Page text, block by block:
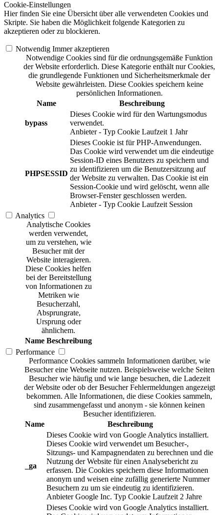
Cookie-Einstellungen
Hier finden Sie eine Übersicht über alle verwendeten Cookies und
Skripte. Sie haben die Möglichkeit folgende Kategorien zu
akzeptieren oder zu blockieren.
Notwendig Immer akzeptieren
Notwendige Cookies sind für die ordnungsgemäße Funktion
der Website erforderlich. Diese Kategorie enthält nur Cookies,
die grundlegende Funktionen und Sicherheitsmerkmale der
Website gewährleisten. Diese Cookies speichern keine
persönlichen Informationen.
Name
Beschreibung
bypass
Dieses Cookie wird für den Wartungsmodus
verwendet.
Anbieter - Typ Cookie Laufzeit 1 Jahr
PHPSESSID
Dieses Cookie ist für PHP-Anwendungen.
Das Cookie wird verwendet um die eindeutige
Session-ID eines Benutzers zu speichern und
zu identifizieren um die Benutzersitzung auf
der Website zu verwalten. Das Cookie ist ein
Session-Cookie und wird gelöscht, wenn alle
Browser-Fenster geschlossen werden.
Anbieter - Typ Cookie Laufzeit Session
Analytics
Analytische Cookies
werden verwendet,
um zu verstehen, wie
Besucher mit der
Website interagieren.
Diese Cookies helfen
bei der Bereitstellung
von Informationen zu
Metriken wie
Besucherzahl,
Absprungrate,
Ursprung oder
ähnlichem.
Name Beschreibung
Performance
Performance Cookies sammeln Informationen darüber, wie
Besucher eine Webseite nutzen. Beispielsweise welche Seiten
Besucher wie häufig und wie lange besuchen, die Ladezeit
der Website oder ob der Besucher Fehlermeldungen angezeigt
bekommen. Alle Informationen, die diese Cookies sammeln,
sind zusammengefasst und anonym - sie können keinen
Besucher identifizieren.
Name
Beschreibung
_ga
Dieses Cookie wird von Google Analytics installiert.
Dieses Cookie wird verwendet um Besucher-,
Sitzungs- und Kampagnendaten zu berechnen und die
Nutzung der Website für einen Analysebericht zu
erfassen. Die Cookies speichern diese Informationen
anonym und weisen eine zufällig generierte Nummer
Besuchern zu um sie eindeutig zu identifizieren.
Anbieter Google Inc. Typ Cookie Laufzeit 2 Jahre
Dieses Cookie wird von Google Analytics installiert.